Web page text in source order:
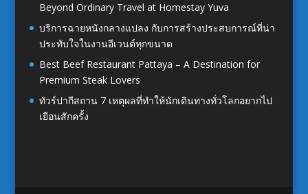
Beyond Ordinary Travel at Homestay Yuva
บริการฉายหนังกลางแปลง กับการสร้างประสบการณ์ที่น่า
ประทับใจในงานอีเวนต์ทุกขนาด
Best Beef Restaurant Pattaya – A Destination for
Premium Steak Lovers
ทัวร์ปากีสถาน 7 เหตุผลที่ทำให้นักเดินทางทั่วโลกอยากไป
เยือนสักครั้ง